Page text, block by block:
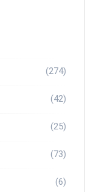
(274)
(42)
(25)
(73)
(6)